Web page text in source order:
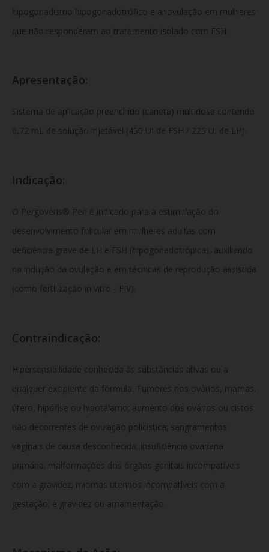
hipogonadismo hipogonadotrófico e anovulação em mulheres
que não responderam ao tratamento isolado com FSH.
Apresentação:
Sistema de aplicação preenchido (caneta) multidose contendo
0,72 mL de solução injetável (450 UI de FSH / 225 UI de LH).
Indicação:
O Pergovéris® Pen é indicado para a estimulação do
desenvolvimento folicular em mulheres adultas com
deficiência grave de LH e FSH (hipogonadotrópica), auxiliando
na indução da ovulação e em técnicas de reprodução assistida
(como fertilização in vitro - FIV).
Contraindicação:
Hipersensibilidade conhecida às substâncias ativas ou a
qualquer excipiente da fórmula. Tumores nos ovários, mamas,
útero, hipófise ou hipotálamo; aumento dos ovários ou cistos
não decorrentes de ovulação policística; sangramentos
vaginais de causa desconhecida; insuficiência ovariana
primária; malformações dos órgãos genitais incompatíveis
com a gravidez; miomas uterinos incompatíveis com a
gestação; e gravidez ou amamentação.